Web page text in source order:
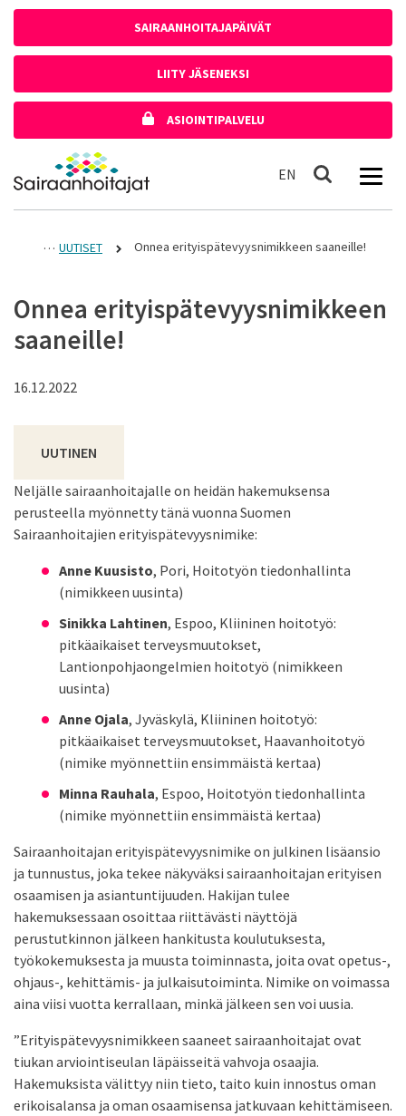
SAIRAANHOITAJAPÄIVÄT
LIITY JÄSENEKSI
ASIOINTIPALVELU
Etusivulle
EN In English
Haku
UUTISET Onnea erityispätevyysnimikkeen saaneille!
Onnea erityispätevyysnimikkeen
saaneille!
16.12.2022
UUTINEN
Neljälle sairaanhoitajalle on heidän hakemuksensa
perusteella myönnetty tänä vuonna Suomen
Sairaanhoitajien erityispätevyysnimike:
Anne Kuusisto, Pori, Hoitotyön tiedonhallinta
(nimikkeen uusinta)
Sinikka Lahtinen, Espoo, Kliininen hoitotyö:
pitkäaikaiset terveysmuutokset,
Lantionpohjaongelmien hoitotyö (nimikkeen
uusinta)
Anne Ojala, Jyväskylä, Kliininen hoitotyö:
pitkäaikaiset terveysmuutokset, Haavanhoitotyö
(nimike myönnettiin ensimmäistä kertaa)
Minna Rauhala, Espoo, Hoitotyön tiedonhallinta
(nimike myönnettiin ensimmäistä kertaa)
Sairaanhoitajan erityispätevyysnimike on julkinen lisäansio
ja tunnustus, joka tekee näkyväksi sairaanhoitajan erityisen
osaamisen ja asiantuntijuuden. Hakijan tulee
hakemuksessaan osoittaa riittävästi näyttöjä
perustutkinnon jälkeen hankitusta koulutuksesta,
työkokemuksesta ja muusta toiminnasta, joita ovat opetus-,
ohjaus-, kehittämis- ja julkaisutoiminta. Nimike on voimassa
aina viisi vuotta kerrallaan, minkä jälkeen sen voi uusia.
”Erityispätevyysnimikkeen saaneet sairaanhoitajat ovat
tiukan arviointiseulan läpäisseitä vahvoja osaajia.
Hakemuksista välittyy niin tieto, taito kuin innostus oman
erikoisalansa ja oman osaamisensa jatkuvaan kehittämiseen.